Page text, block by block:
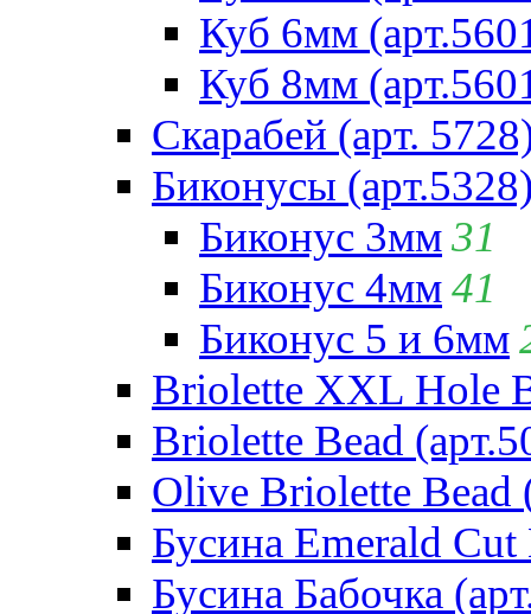
Куб 6мм
Куб 8мм
Скарабей (арт.
Биконусы
Биконус 3мм31
Биконус 4мм41
Биконус 5 и 6мм
Briolette XXL Hole
Briolette Bead
Olive Briolette Bead
Бусина Emerald Cut
Бусина Бабочка